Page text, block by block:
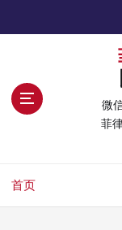
微
菲
首页